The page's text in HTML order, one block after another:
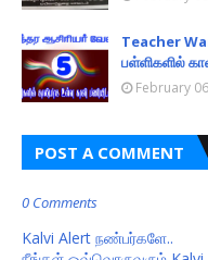
Teacher
பள்ளிகளில்
February
POST A COMMENT
0 Comments
Kalvi Alert நண்பர்களே..